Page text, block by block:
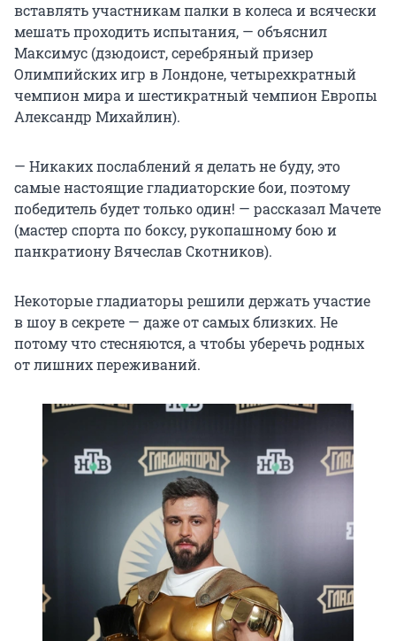
вставлять участникам палки в колеса и всячески
мешать проходить испытания, — объяснил
Максимус (дзюдоист, серебряный призер
Олимпийских игр в Лондоне, четырехкратный
чемпион мира и шестикратный чемпион Европы
Александр Михайлин).
— Никаких послаблений я делать не буду, это
самые настоящие гладиаторские бои, поэтому
победитель будет только один! — рассказал Мачете
(мастер спорта по боксу, рукопашному бою и
панкратиону Вячеслав Скотников).
Некоторые гладиаторы решили держать участие
в шоу в секрете — даже от самых близких. Не
потому что стесняются, а чтобы уберечь родных
от лишних переживаний.